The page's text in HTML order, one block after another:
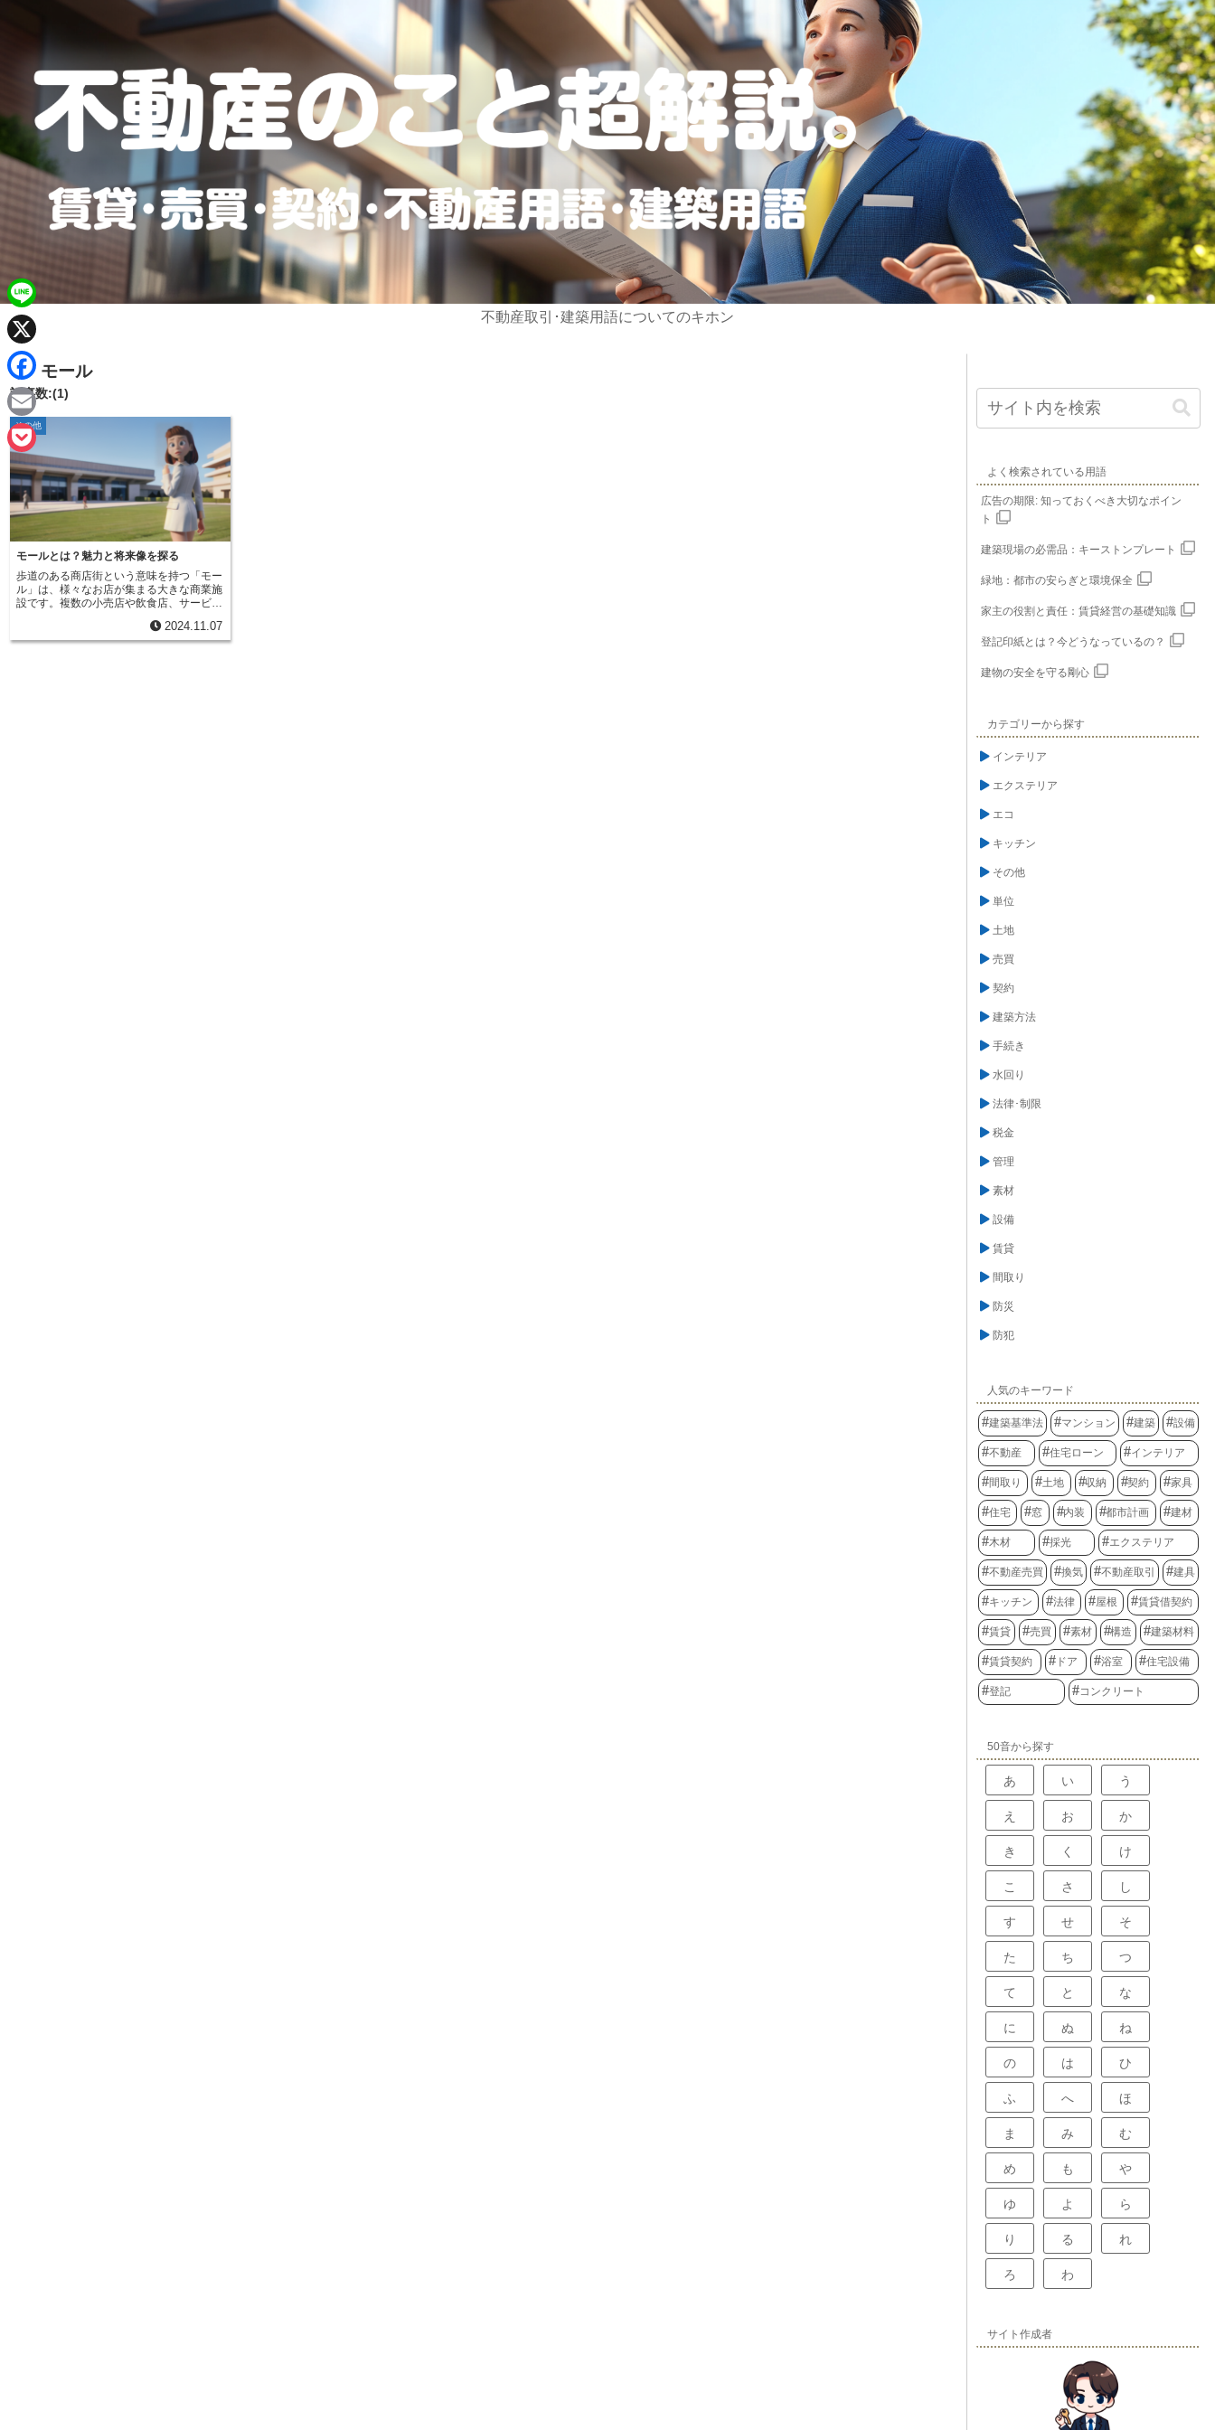
不動産取引･建築用語についてのキホン
モール
記事数:(1)
その他
モールとは？魅力と将来像を探る
歩道のある商店街という意味を持つ「モー
ル」は、様々なお店が集まる大きな商業施
設です。複数の小売店や飲食店、サービス
の中に集まっており、買い物客にとって便
利な場所となっています。規模の面では、
2024.11.07
よく検索されている用語
広告の期限: 知っておくべき大切なポイン
ト
建築現場の必需品：キーストンプレート
緑地：都市の安らぎと環境保全
家主の役割と責任：賃貸経営の基礎知識
登記印紙とは？今どうなっているの？
建物の安全を守る剛心
カテゴリーから探す
インテリア
エクステリア
エコ
キッチン
その他
単位
土地
売買
契約
建築方法
手続き
水回り
法律･制限
税金
管理
素材
設備
賃貸
間取り
防災
防犯
人気のキーワード
建築基準法 マンション 建築 設備
不動産 住宅ローン インテリア
間取り 土地 収納 契約 家具
住宅 窓 内装 都市計画 建材
木材 採光 エクステリア
不動産売買 換気 不動産取引 建具
キッチン 法律 屋根 賃貸借契約
賃貸 売買 素材 構造 建築材料
賃貸契約 ドア 浴室 住宅設備
登記 コンクリート
50音から探す
あ い う
え お か
き く け
こ さ し
す せ そ
た ち つ
て と な
に ぬ ね
の は ひ
ふ へ ほ
ま み む
め も や
ゆ よ ら
り る れ
ろ わ
サイト作成者
L
n
e
X
F
a
c
e
b
o
E
m
a
i
l
P
o